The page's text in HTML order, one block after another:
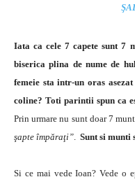
Iata ca cele 7 capete sunt 7
biserica plina de nume de
femeie sta intr-un oras
coline? Toti parintii spun ca
Prin urmare nu sunt doar 7
şapte împăraţi”. Sunt si munti
Si ce mai vede Ioan? Vede o